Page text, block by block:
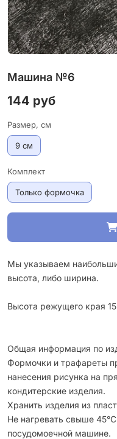
Машина №6
144 руб
Размер, см
9 см
Комплект
Только формочка
Мы указываем
высота, либо ширина.
Высота режущего края
Общая информация по
Формочки и трафареты
нанесения рисунка на
кондитерские изделия.
Хранить изделия из
Не нагревать свыше
посудомоечной машине.